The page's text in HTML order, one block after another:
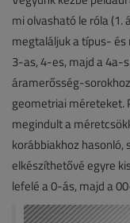
mi olvasható le róla
megtaláljuk a típus- és
3-as, 4-es, majd a 4a-
áramerősség-
geometriai méreteket.
megindult a
korábbiakhoz hasonló,
elkészíthetővé egyre
lefelé a 0-ás, majd a